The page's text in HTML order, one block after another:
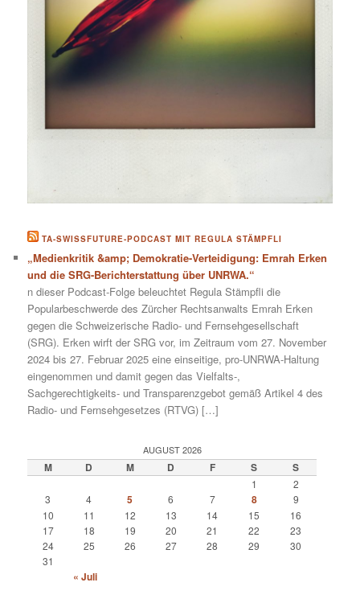
TA-SWISSFUTURE-PODCAST MIT REGULA STÄMPFLI
„Medienkritik &amp; Demokratie-Verteidigung: Emrah Erken
und die SRG-Berichterstattung über UNRWA.“
n dieser Podcast-Folge beleuchtet Regula Stämpfli die
Popularbeschwerde des Zürcher Rechtsanwalts Emrah Erken
gegen die Schweizerische Radio- und Fernsehgesellschaft
(SRG). Erken wirft der SRG vor, im Zeitraum vom 27. November
2024 bis 27. Februar 2025 eine einseitige, pro-UNRWA-Haltung
eingenommen und damit gegen das Vielfalts-,
Sachgerechtigkeits- und Transparenzgebot gemäß Artikel 4 des
Radio- und Fernsehgesetzes (RTVG) […]
AUGUST 2026
M D M D F S S
1
2
3
4 5 6 7 8
9
10
11 12 13 14 15
16
17
18 19 20 21 22
23
24
25 26 27 28 29
30
31
« Juli